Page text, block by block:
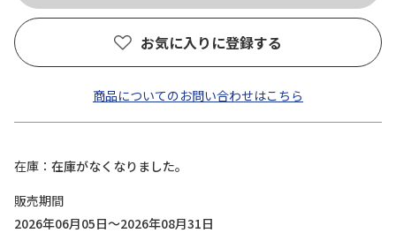
お気に入りに登録する
商品についてのお問い合わせはこちら
在庫
在庫がなくなりました。
販売期間
2026年06月05日～2026年08月31日